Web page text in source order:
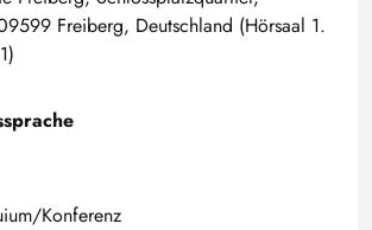
Freiberg, Deutschland (Hörsaal 1.
Konferenz